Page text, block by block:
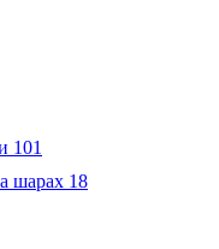
101
шарах 18